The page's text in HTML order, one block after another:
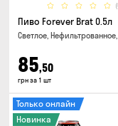
Пиво Forever Brat 0.5л
Светлое, Нефильтрованное,
85,50
грн за 1 шт
Только онлайн
Новинка